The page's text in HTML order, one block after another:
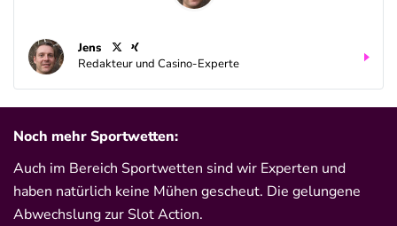
100% bis 100€ Neukundenbonus
Bwin Bonus
bet-at-home Bonus
500 % QUOTENBOOST + 100€
BONUS
AGB gelten
4.6/5
Jens
Redakteur und Casino-Experte
Noch mehr Sportwetten:
Auch im Bereich Sportwetten sind wir Experten und
haben natürlich keine Mühen gescheut. Die gelungene
Abwechslung zur Slot Action.